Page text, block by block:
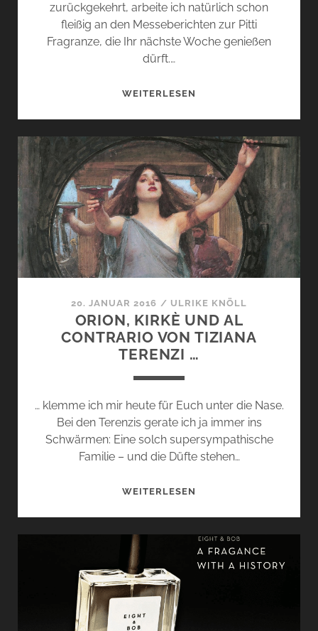
zurückgekehrt, arbeite ich natürlich schon
fleißig an den Messeberichten zur Pitti
Fragranze, die Ihr nächste Woche genießen
dürft.…
WEITERLESEN
AMALFIKÜSTE
IST
UNSER
THEMA
…
20. JANUAR 2016 / ULRIKE KNÖLL
ORION, KIRKÈ UND AL
CONTRARIO VON TIZIANA
TERENZI …
… klemme ich mir heute für Euch unter die Nase.
Bei den Terenzis gerate ich ja immer ins
Schwärmen: Eine solch supersympathische
Familie – und die Düfte stehen…
WEITERLESEN
AL
CONTRARIO